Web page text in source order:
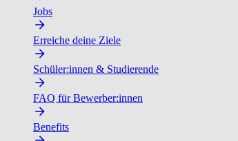
Jobs
Erreiche deine Ziele
Schüler:innen & Studierende
FAQ für Bewerber:innen
Benefits